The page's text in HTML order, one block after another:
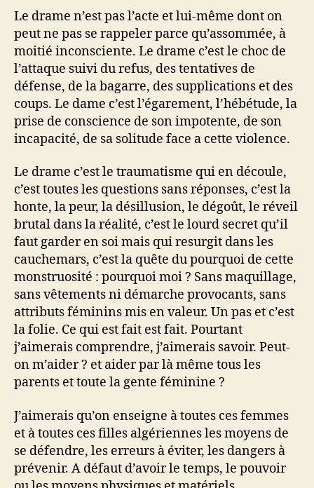
Le drame n’est pas l’acte et lui-même dont on
peut ne pas se rappeler parce qu’assommée, à
moitié inconsciente. Le drame c’est le choc de
l’attaque suivi du refus, des tentatives de
défense, de la bagarre, des supplications et des
coups. Le dame c’est l’égarement, l’hébétude, la
prise de conscience de son impotente, de son
incapacité, de sa solitude face a cette violence.
Le drame c’est le traumatisme qui en découle,
c’est toutes les questions sans réponses, c’est la
honte, la peur, la désillusion, le dégoût, le réveil
brutal dans la réalité, c’est le lourd secret qu’il
faut garder en soi mais qui resurgit dans les
cauchemars, c’est la quête du pourquoi de cette
monstruosité : pourquoi moi ? Sans maquillage,
sans vêtements ni démarche provocants, sans
attributs féminins mis en valeur. Un pas et c’est
la folie. Ce qui est fait est fait. Pourtant
j’aimerais comprendre, j’aimerais savoir. Peut-
on m’aider ? et aider par là même tous les
parents et toute la gente féminine ?
J’aimerais qu’on enseigne à toutes ces femmes
et à toutes ces filles algériennes les moyens de
se défendre, les erreurs à éviter, les dangers à
prévenir. A défaut d’avoir le temps, le pouvoir